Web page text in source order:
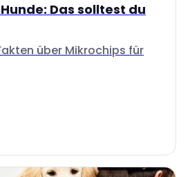
Das solltest du
über Mikrochips für